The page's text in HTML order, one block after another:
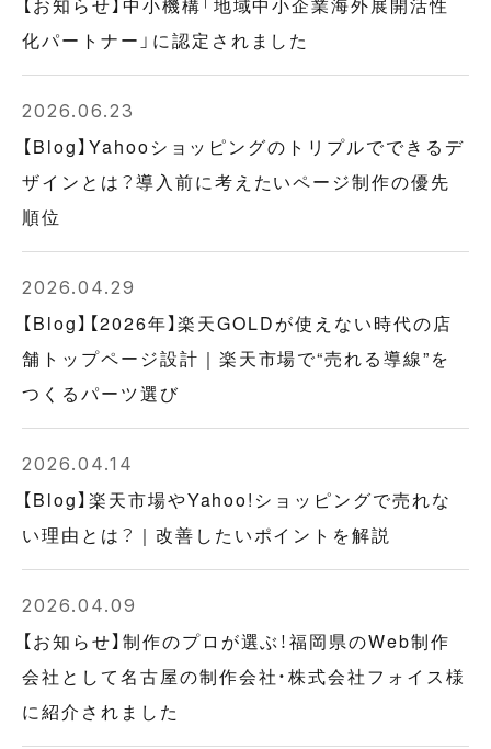
化パートナー」に認定されました
2026.06.23
【Blog】Yahooショッピングのトリプルでできるデ
ザインとは？導入前に考えたいページ制作の優先
順位
2026.04.29
【Blog】【2026年】楽天GOLDが使えない時代の店
舗トップページ設計｜楽天市場で“売れる導線”を
つくるパーツ選び
2026.04.14
【Blog】楽天市場やYahoo!ショッピングで売れな
い理由とは？｜改善したいポイントを解説
2026.04.09
【お知らせ】制作のプロが選ぶ！福岡県のWeb制作
会社として名古屋の制作会社・株式会社フォイス様
に紹介されました